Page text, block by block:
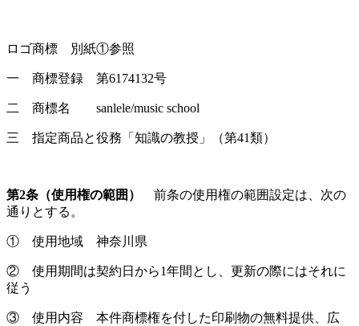
ロゴ商標 別紙①参照
一 商標登録 第6174132号
二 商標名 sanlele/music school
三 指定商品と役務「知識の教授」（第41類）
第2条（使用権の範囲） 前条の使用権の範囲設定は、次の
通りとする。
① 使用地域 神奈川県
② 使用期間は契約日から1年間とし、更新の際にはそれに
従う
③ 使用内容 本件商標権を付した印刷物の無料提供、広